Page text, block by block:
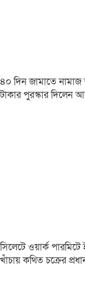
৪০ দিন জামাতে
টাকার পুরস্কার
সিলেটে ওয়ার্ক
খাঁচায় কথিত চক্রের